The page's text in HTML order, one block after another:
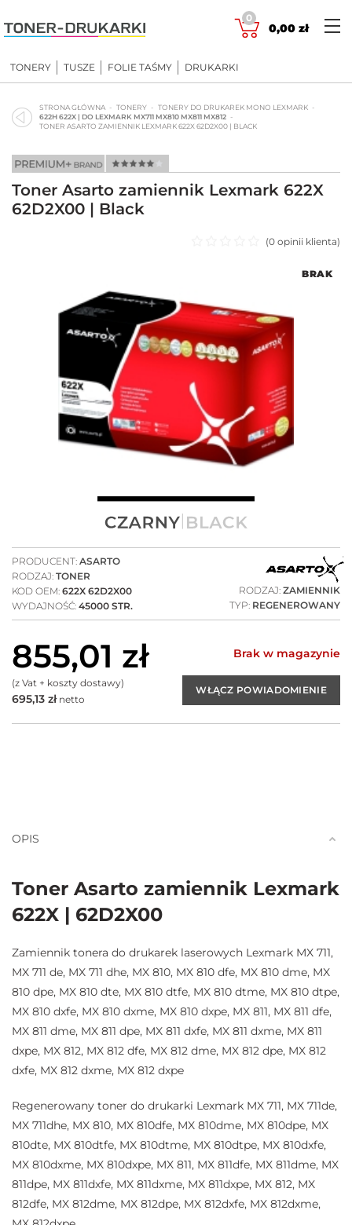
to
content
0
0,00 zł
TONERY TUSZE FOLIE TAŚMY DRUKARKI
STRONA GŁÓWNA TONERY
TONERY DO DRUKAREK MONO LEXMARK
622H 622X | DO LEXMARK MX711 MX810 MX811 MX812
TONER ASARTO ZAMIENNIK LEXMARK 622X 62D2X00 | BLACK
Toner Asarto zamiennik Lexmark 622X
62D2X00 | Black
(0 opinii klienta)
BRAK
PRODUCENT: ASARTO
RODZAJ: TONER
KOD OEM: 622X 62D2X00
WYDAJNOŚĆ: 45000 STR.
RODZAJ: ZAMIENNIK
TYP: REGENEROWANY
855,01 zł
(z Vat + koszty dostawy)
695,13 złnetto
Brak w magazynie
OPIS
Toner Asarto zamiennik Lexmark
622X | 62D2X00
Zamiennik tonera do drukarek laserowych Lexmark MX 711,
MX 711 de, MX 711 dhe, MX 810, MX 810 dfe, MX 810 dme, MX
810 dpe, MX 810 dte, MX 810 dtfe, MX 810 dtme, MX 810 dtpe,
MX 810 dxfe, MX 810 dxme, MX 810 dxpe, MX 811, MX 811 dfe,
MX 811 dme, MX 811 dpe, MX 811 dxfe, MX 811 dxme, MX 811
dxpe, MX 812, MX 812 dfe, MX 812 dme, MX 812 dpe, MX 812
dxfe, MX 812 dxme, MX 812 dxpe
Regenerowany toner do drukarki Lexmark MX 711, MX 711de,
MX 711dhe, MX 810, MX 810dfe, MX 810dme, MX 810dpe, MX
810dte, MX 810dtfe, MX 810dtme, MX 810dtpe, MX 810dxfe,
MX 810dxme, MX 810dxpe, MX 811, MX 811dfe, MX 811dme, MX
811dpe, MX 811dxfe, MX 811dxme, MX 811dxpe, MX 812, MX
812dfe, MX 812dme, MX 812dpe, MX 812dxfe, MX 812dxme,